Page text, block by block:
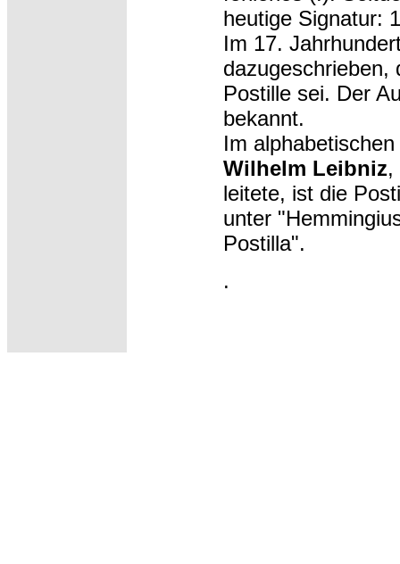
heutige Signatur:
Im 17.
dazugeschrieben,
Postille sei. Der
bekannt.
Im
Wilhelm Leibniz,
leitete, ist die
unter
Postilla".
.